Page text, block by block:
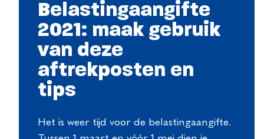
Belastingaangifte
2021: maak gebruik
van deze
aftrekposten en
tips
Het is weer tijd voor de belastingaangifte.